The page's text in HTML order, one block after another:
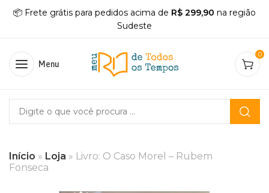
📦 Frete grátis para pedidos acima de R$ 299,90 na região
Sudeste
Menu
0
Início » Loja » Livro: O Caso Morel – Rubem
Fonseca